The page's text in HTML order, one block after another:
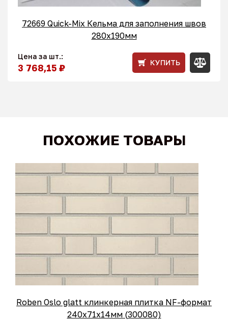
72669 Quick-Mix Кельма для заполнения швов
280x190мм
Цена за шт.:
3 768,15 ₽ КУПИТЬ
ПОХОЖИЕ ТОВАРЫ
Roben Oslo glatt клинкерная плитка NF-формат
240x71x14мм (300080)